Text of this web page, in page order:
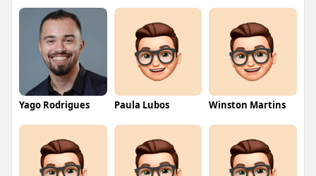
Yago Rodrigues Paula Lubos Winston Martins